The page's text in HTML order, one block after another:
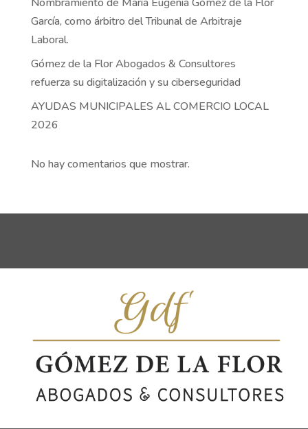
Nombramiento de María Eugenia Gómez de la Flor
García, como árbitro del Tribunal de Arbitraje
Laboral.
Gómez de la Flor Abogados & Consultores
refuerza su digitalización y su ciberseguridad
AYUDAS MUNICIPALES AL COMERCIO LOCAL
2026
No hay comentarios que mostrar.